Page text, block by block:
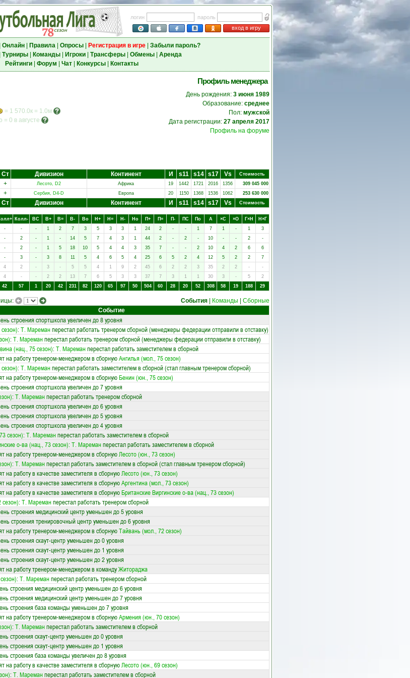
логин
пароль
вход в игру
Онлайн| Правила| Опросы| Регистрация в игре| Забыли пароль?
Турниры| Команды| Игроки| Трансферы| Обмены| Аренда
Рейтинги| Форум Чат| Конкурсы| Контакты
= 1 570.0к = 1.0м
= 0 в августе
Профиль менеджера
День рождения: 3 июня 1989
Образование: среднее
Пол: мужской
Дата регистрации: 27 апреля 2017
Профиль на форуме
Ст Дивизион Континент И s11 s14 s17 Vs
Стоимость
+ Лесото, D2 Африка 19 1442 1721 2016 1356
309 045 000
+ Сербия, D4-D Европа 20 1150 1368 1536 1062 253 630 000
Ст Дивизион Континент И s11 s14 s17 Vs Стоимость
Колл- ВC В+ В= В- Вo Н+ Н= Н- Нo П+ П= П- ПC Пo А ×C ×O Г×Н
Н×Г
- - - 1 2 7 3 5 3 3 1 24 2 - - 1 7 1 - 1
3
- 2 - 1 - 14 5 7 4 3 1 44 2 - 2 - 10 - - 2
-
- 2 - 1 5 18 10 5 4 4 3 35 7 - - 2 10 4 2 6
6
- 3 - 3 8 11 5 4 6 5 4 25 6 5 2 4 12 5 2 2
7
4 2 - 3 - 5 5 4 1 9 2 45 6 2 2 3 35 2 2 -
-
4 - - 2 2 13 7 6 5 3 3 37 7 3 1 1 30 3 - 5
2
42 57 1 20 42 231 82 120 65 97 50 504 60 28 20 52 308 58 19 188 29
События Команды Сборные
Событие
строения спортшкола увеличен до 8 уровня
: Т. Мареманперестал работать тренером сборной (менеджеры федерации отправили в отставку)
: Т. Мареманперестал работать тренером сборной (менеджеры федерации отправили в отставку)
(нац., 75 сезон): Т. Мареманперестал работать заместителем в сборной
на работу тренером-менеджером в сборнуюАнгилья (мол., 75 сезон)
: Т. Мареманперестал работать заместителем в сборной (стал главным тренером сборной)
на работу тренером-менеджером в сборнуюБенин (юн., 75 сезон)
строения спортшкола увеличен до 7 уровня
: Т. Мареманперестал работать тренером сборной
строения спортшкола увеличен до 6 уровня
строения спортшкола увеличен до 5 уровня
строения спортшкола увеличен до 4 уровня
сезон): Т. Мареманперестал работать заместителем в сборной
о-ва (нац., 73 сезон): Т. Мареманперестал работать заместителем в сборной
на работу тренером-менеджером в сборнуюЛесото (юн., 73 сезон)
: Т. Мареманперестал работать заместителем в сборной (стал главным тренером сборной)
на работу в качестве заместителя в сборнуюЛесото (юн., 73 сезон)
на работу в качестве заместителя в сборнуюАргентина (мол., 73 сезон)
на работу в качестве заместителя в сборнуюБританские Виргинские о-ва (нац., 73 сезон)
: Т. Мареманперестал работать тренером сборной
строения медицинский центр уменьшен до 5 уровня
строения тренировочный центр уменьшен до 6 уровня
на работу тренером-менеджером в сборнуюТайвань (мол., 72 сезон)
строения скаут-центр уменьшен до 0 уровня
строения скаут-центр уменьшен до 1 уровня
строения скаут-центр уменьшен до 2 уровня
на работу тренером-менеджером в командуЖитораджа
: Т. Мареманперестал работать тренером сборной
строения медицинский центр уменьшен до 6 уровня
строения медицинский центр уменьшен до 7 уровня
строения база команды уменьшен до 7 уровня
на работу тренером-менеджером в сборнуюАрмения (юн., 70 сезон)
: Т. Мареманперестал работать заместителем в сборной
строения скаут-центр уменьшен до 0 уровня
строения скаут-центр уменьшен до 1 уровня
строения база команды увеличен до 8 уровня
на работу в качестве заместителя в сборнуюЛесото (юн., 69 сезон)
: Т. Мареманперестал работать заместителем в сборной